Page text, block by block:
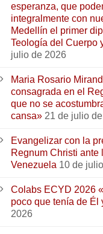
esperanza, que
integralmente con
Medellín el primer
Teología del Cuerpo
julio de 2026
Maria Rosario
consagrada en el
que no se
cansa» 21 de julio
Evangelizar con la
Regnum Christi ante
Venezuela 10 de
Colabs ECYD 2026
poco que tenía de Él
2026